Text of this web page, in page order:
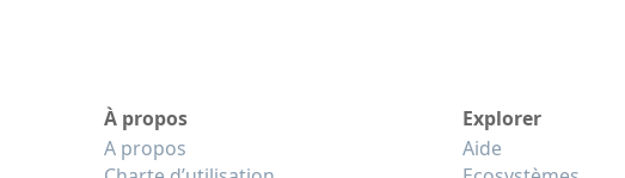
À propos
A propos
Explorer
Aide